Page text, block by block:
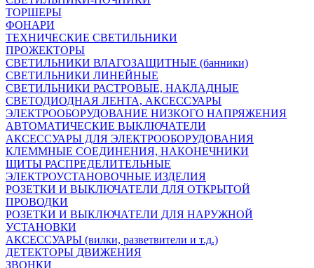
ТОРШЕРЫ
ФОНАРИ
ТЕХНИЧЕСКИЕ СВЕТИЛЬНИКИ
ПРОЖЕКТОРЫ
СВЕТИЛЬНИКИ ВЛАГОЗАЩИТНЫЕ (банники)
СВЕТИЛЬНИКИ ЛИНЕЙНЫЕ
СВЕТИЛЬНИКИ РАСТРОВЫЕ, НАКЛАДНЫЕ
СВЕТОДИОДНАЯ ЛЕНТА, АКСЕССУАРЫ
ЭЛЕКТРООБОРУДОВАНИЕ НИЗКОГО НАПРЯЖЕНИЯ
АВТОМАТИЧЕСКИЕ ВЫКЛЮЧАТЕЛИ
АКСЕССУАРЫ ДЛЯ ЭЛЕКТРООБОРУДОВАНИЯ
КЛЕММНЫЕ СОЕДИНЕНИЯ, НАКОНЕЧНИКИ
ЩИТЫ РАСПРЕДЕЛИТЕЛЬНЫЕ
ЭЛЕКТРОУСТАНОВОЧНЫЕ ИЗДЕЛИЯ
РОЗЕТКИ И ВЫКЛЮЧАТЕЛИ ДЛЯ ОТКРЫТОЙ
ПРОВОДКИ
РОЗЕТКИ И ВЫКЛЮЧАТЕЛИ ДЛЯ НАРУЖНОЙ
УСТАНОВКИ
АКСЕССУАРЫ (вилки, разветвители и т.д.)
ДЕТЕКТОРЫ ДВИЖЕНИЯ
ЗВОНКИ